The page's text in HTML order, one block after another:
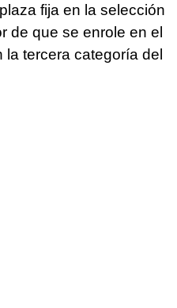
fija en la selección
de que se enrole en el
la tercera categoría del